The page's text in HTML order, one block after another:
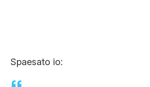
Spaesato io: